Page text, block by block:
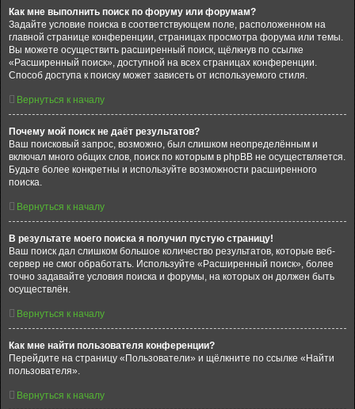
Как мне выполнить поиск по форуму или форумам?
Задайте условие поиска в соответствующем поле, расположенном на
главной странице конференции, страницах просмотра форума или темы.
Вы можете осуществить расширенный поиск, щёлкнув по ссылке
«Расширенный поиск», доступной на всех страницах конференции.
Способ доступа к поиску может зависеть от используемого стиля.
Вернуться к началу
Почему мой поиск не даёт результатов?
Ваш поисковый запрос, возможно, был слишком неопределённым и
включал много общих слов, поиск по которым в phpBB не осуществляется.
Будьте более конкретны и используйте возможности расширенного
поиска.
Вернуться к началу
В результате моего поиска я получил пустую страницу!
Ваш поиск дал слишком большое количество результатов, которые веб-
сервер не смог обработать. Используйте «Расширенный поиск», более
точно задавайте условия поиска и форумы, на которых он должен быть
осуществлён.
Вернуться к началу
Как мне найти пользователя конференции?
Перейдите на страницу «Пользователи» и щёлкните по ссылке «Найти
пользователя».
Вернуться к началу